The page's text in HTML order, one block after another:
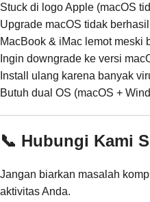
Stuck di logo Apple (macOS
Upgrade macOS tidak berhasil
MacBook & iMac lemot meski
Ingin downgrade ke versi
Install ulang karena banyak
Butuh dual OS (macOS +
📞 Hubungi Kami
Jangan biarkan masalah
aktivitas Anda.